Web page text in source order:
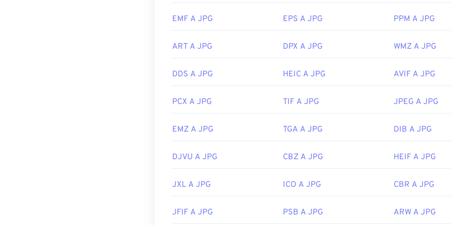
Sviluppato da:
Joint Photographic Experts Group
Utilizza il nostro
Selettore coloriper scegliere i colori dalle immagini
EMF A JPG EPS A JPG PPM A JPG
ART A JPG DPX A JPG WMZ A JPG
DDS A JPG HEIC A JPG AVIF A JPG
PCX A JPG TIF A JPG JPEG A JPG
EMZ A JPG TGA A JPG DIB A JPG
DJVU A JPG CBZ A JPG HEIF A JPG
JXL A JPG ICO A JPG CBR A JPG
JFIF A JPG PSB A JPG ARW A JPG